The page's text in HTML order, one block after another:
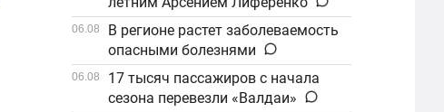
06.08
В регионе растет заболеваемость
опасными болезнями
06.08
17 тысяч пассажиров с начала
сезона перевезли «Валдаи»